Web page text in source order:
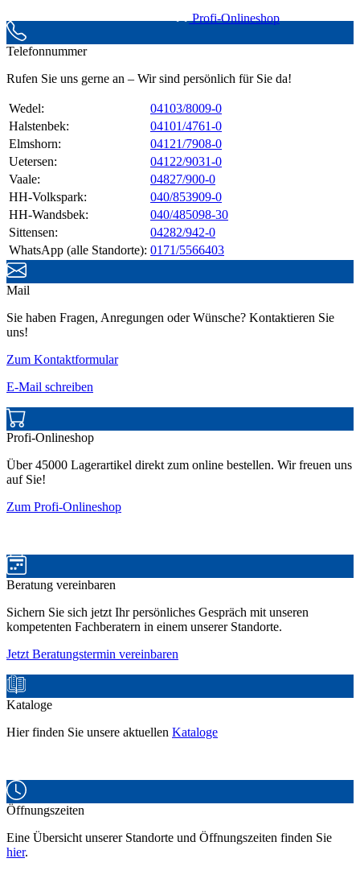
Telefonnummer
Rufen Sie uns gerne an – Wir sind persönlich für Sie da!
Wedel:
04103/8009-0
Halstenbek:
04101/4761-0
Elmshorn:
04121/7908-0
Uetersen:
04122/9031-0
Vaale:
04827/900-0
HH-Volkspark:
040/853909-0
HH-Wandsbek:
040/485098-30
Sittensen:
04282/942-0
WhatsApp (alle Standorte): 0171/5566403
Mail
Sie haben Fragen, Anregungen oder Wünsche? Kontaktieren Sie
uns!
Zum Kontaktformular
E-Mail schreiben
Profi-Onlineshop
Über 45000 Lagerartikel direkt zum online bestellen. Wir freuen uns
auf Sie!
Zum Profi-Onlineshop
Beratung vereinbaren
Sichern Sie sich jetzt Ihr persönliches Gespräch mit unseren
kompetenten Fachberatern in einem unserer Standorte.
Jetzt Beratungstermin vereinbaren
Kataloge
Hier finden Sie unsere aktuellen Kataloge
Öffnungszeiten
Eine Übersicht unserer Standorte und Öffnungszeiten finden Sie
hier.
Profi-Onlineshop